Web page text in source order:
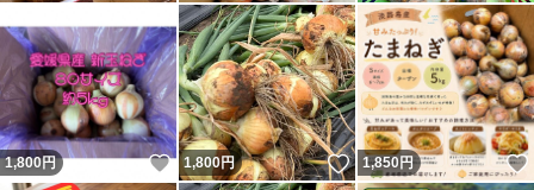
1,800円 いいね！
1,800円 いいね！
1,850 円